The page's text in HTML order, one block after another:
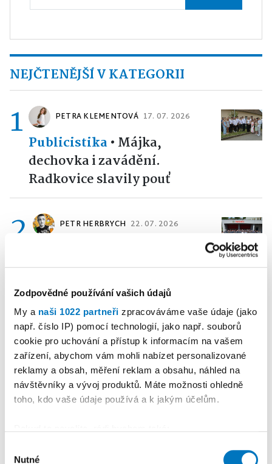
Zodpovědné používání vašich údajů
My a naši 1022 partneři zpracováváme vaše údaje (jako
např. číslo IP) pomocí technologií, jako např. souborů
cookie pro uchování a přístup k informacím na vašem
zařízení, abychom vám mohli nabízet personalizované
reklamy a obsah, měření reklam a obsahu, náhled na
návštěvníky a vývoj produktů. Máte možnosti ohledně
toho, kdo vaše údaje používá a k jakým účelům.
poloze, které mohou být přesné na několik metrů
souhlasu
Nutné
NEJČTENĚJŠÍ V KATEGORII
1 PETRA KLEMENTOVÁ 17. 07. 2026
Publicistika• Májka,
dechovka i zavádění.
Radkovice slavily pouť
2 PETR HERBRYCH 22. 07. 2026
zbrojnice ke kulatému výročí
3
MARTINA DĚDKOVÁ
CHROMÁ
20. 07.
2026
Publicistika•Sestry chybí.
Nemocnice bijí na poplach
4
MARTINA DĚDKOVÁ
CHROMÁ
04. 08.